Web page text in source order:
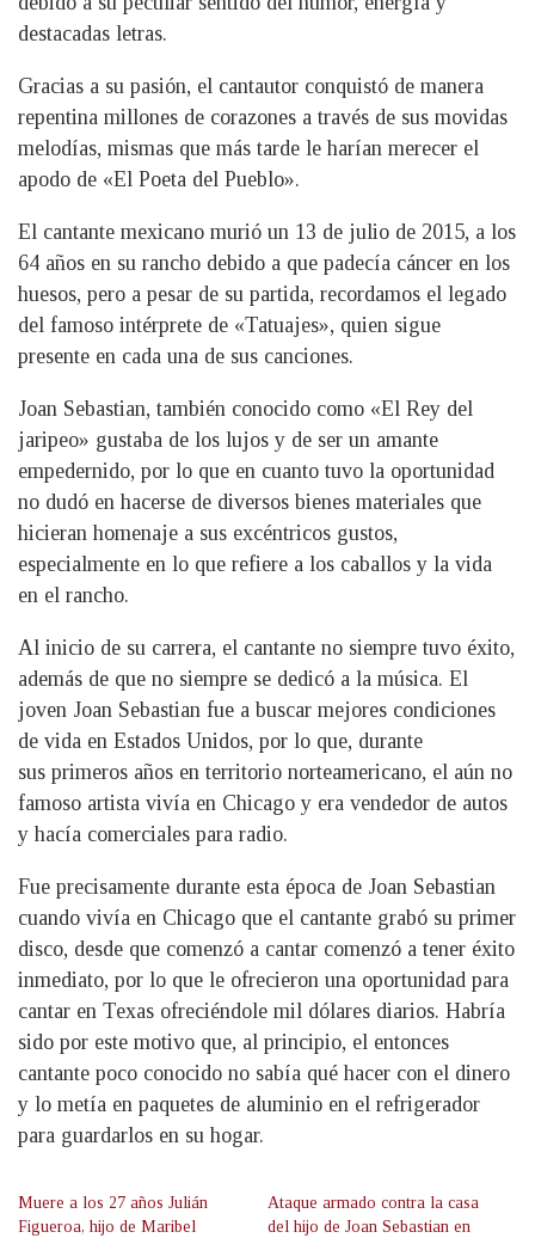
destacadas letras.
Gracias a su pasión, el cantautor conquistó de manera
repentina millones de corazones a través de sus movidas
melodías, mismas que más tarde le harían merecer el
apodo de «El Poeta del Pueblo».
El cantante mexicano murió un 13 de julio de 2015, a los
64 años en su rancho debido a que padecía cáncer en los
huesos, pero a pesar de su partida, recordamos el legado
del famoso intérprete de «Tatuajes», quien sigue
presente en cada una de sus canciones.
Joan Sebastian, también conocido como «El Rey del
jaripeo» gustaba de los lujos y de ser un amante
empedernido, por lo que en cuanto tuvo la oportunidad
no dudó en hacerse de diversos bienes materiales que
hicieran homenaje a sus excéntricos gustos,
especialmente en lo que refiere a los caballos y la vida
en el rancho.
Al inicio de su carrera, el cantante no siempre tuvo éxito,
además de que no siempre se dedicó a la música. El
joven Joan Sebastian fue a buscar mejores condiciones
de vida en Estados Unidos, por lo que, durante
sus primeros años en territorio norteamericano, el aún no
famoso artista vivía en Chicago y era vendedor de autos
y hacía comerciales para radio.
Fue precisamente durante esta época de Joan Sebastian
cuando vivía en Chicago que el cantante grabó su primer
disco, desde que comenzó a cantar comenzó a tener éxito
inmediato, por lo que le ofrecieron una oportunidad para
cantar en Texas ofreciéndole mil dólares diarios. Habría
sido por este motivo que, al principio, el entonces
cantante poco conocido no sabía qué hacer con el dinero
y lo metía en paquetes de aluminio en el refrigerador
para guardarlos en su hogar.
Muere a los 27 años Julián
Figueroa, hijo de Maribel
Ataque armado contra la casa
del hijo de Joan Sebastian en